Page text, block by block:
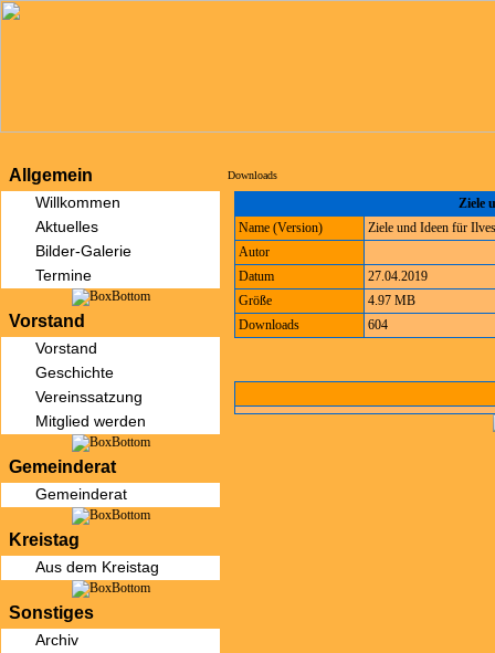
Allgemein
Willkommen
Aktuelles
Bilder-Galerie
Termine
Vorstand
Vorstand
Geschichte
Vereinssatzung
Mitglied werden
Gemeinderat
Gemeinderat
Kreistag
Aus dem Kreistag
Sonstiges
Archiv
Downloads
Ziele
Name (Version)
Ziele und Ideen für
Autor
Datum
27.04.2019
Größe
4.97 MB
Downloads
604